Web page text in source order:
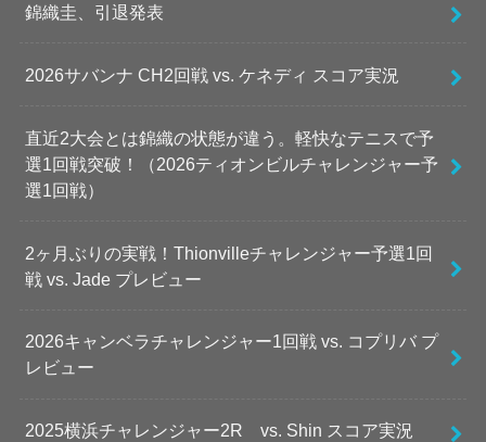
錦織圭、引退発表
2026サバンナ CH2回戦 vs. ケネディ スコア実況
直近2大会とは錦織の状態が違う。軽快なテニスで予
選1回戦突破！（2026ティオンビルチャレンジャー予
選1回戦）
2ヶ月ぶりの実戦！Thionvilleチャレンジャー予選1回
戦 vs. Jade プレビュー
2026キャンベラチャレンジャー1回戦 vs. コプリバ プ
レビュー
2025横浜チャレンジャー2R vs. Shin スコア実況